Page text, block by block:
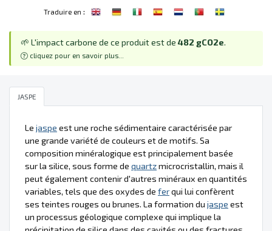
Traduire en :
🌱 L'impact carbone de ce produit est de 482 gCO2e.
cliquez pour en savoir plus...
JASPE
Le jaspe est une roche sédimentaire caractérisée par
une grande variété de couleurs et de motifs. Sa
composition minéralogique est principalement basée
sur la silice, sous forme de quartzmicrocristallin, mais il
peut également contenir d'autres minéraux en quantités
variables, tels que des oxydes de ferqui lui confèrent
ses teintes rouges ou brunes. La formation du jaspe est
un processus géologique complexe qui implique la